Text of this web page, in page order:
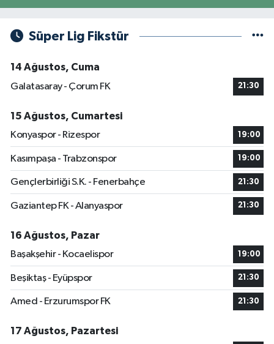
Süper Lig Fikstür
14 Ağustos, Cuma
Galatasaray - Çorum FK
21:30
15 Ağustos, Cumartesi
Konyaspor - Rizespor
19:00
Kasımpaşa - Trabzonspor 19:00
Gençlerbirliği S.K. - Fenerbahçe 21:30
Gaziantep FK - Alanyaspor 21:30
16 Ağustos, Pazar
Başakşehir - Kocaelispor
19:00
Beşiktaş - Eyüpspor 21:30
Amed - Erzurumspor FK 21:30
17 Ağustos, Pazartesi